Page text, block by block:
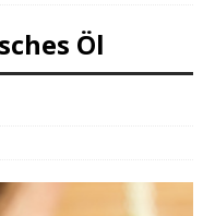
Öl